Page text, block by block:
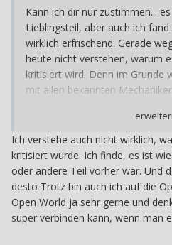
Kann ich dir nur zustimmen...
Lieblingsteil, aber auch ich
wirklich erfrischend. Gerade
heute nicht verstehen, warum
kritisiert wird. Denn im Grunde
mit allen bekannten
gespannt, wie das neue AC
sehr Witcherähnlich wird.
Ich hoffe nur, dass sie es
füllen. Habs die Tage jetzt bei
wieder gemerkt... wieder mal
klasse aussieht aber nicht
Ich verstehe auch nicht wirklich,
kritisiert wurde. Ich finde, es ist
oder andere Teil vorher war. Und
desto Trotz bin auch ich auf die
Open World ja sehr gerne und
super verbinden kann, wenn man